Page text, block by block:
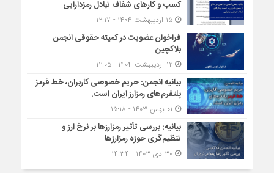
کسب و کارهای شفاف تبادل رمزدارایی
۱۵ اردیبهشت ۱۴۰۴ - ۱۲:۱۷
فراخوان عضویت در کمیته حقوقی انجمن
بلاکچین
۱۲ اردیبهشت ۱۴۰۴ - ۱۲:۰۵
بیانیه انجمن: حریم خصوصی کاربران، خط قرمز
پلتفرم‌های رمزارز ایران است.
بیانیه: بررسی تأثیر رمزارزها بر نرخ ارز و
تنظیم‌گری حوزه رمزارزها
۳۰ دی ۱۴۰۳ - ۱۴:۳۴